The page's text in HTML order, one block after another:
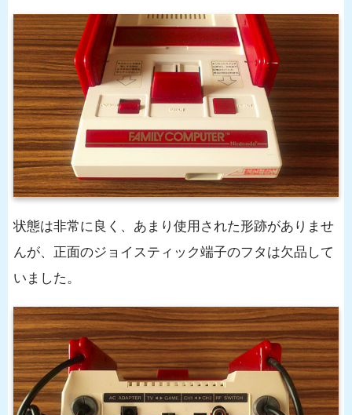
状態は非常に良く、あまり使用された形跡がありませ
んが、正面のジョイスティック端子のフタは欠品して
いました。